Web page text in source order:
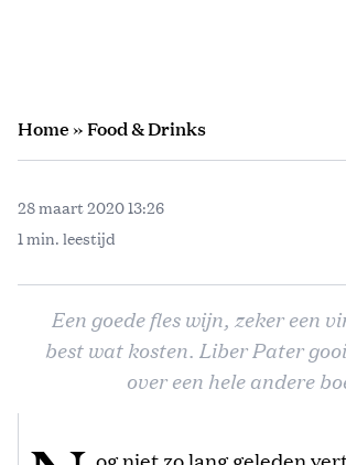
Home»Food & Drinks
28 maart 2020 13:26
1 min. leestijd
Een goede fles wijn, zeker een
best wat kosten. Liber Pater
over een hele andere
og niet zo lang geleden